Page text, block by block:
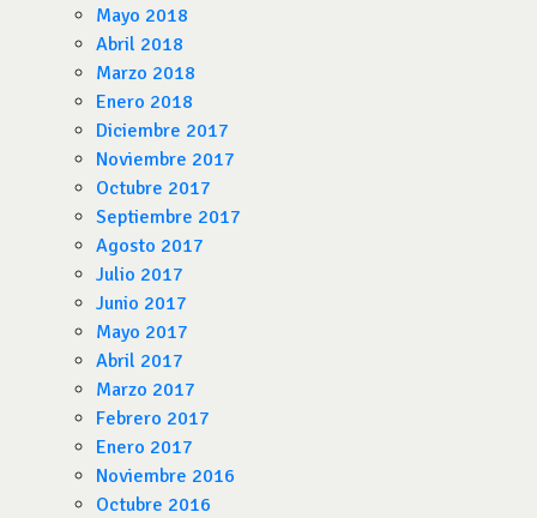
Mayo 2018
Abril 2018
Marzo 2018
Enero 2018
Diciembre 2017
Noviembre 2017
Octubre 2017
Septiembre 2017
Agosto 2017
Julio 2017
Junio 2017
Mayo 2017
Abril 2017
Marzo 2017
Febrero 2017
Enero 2017
Noviembre 2016
Octubre 2016